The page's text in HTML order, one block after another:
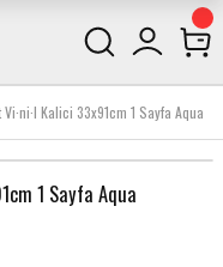
Kalici 33x91cm 1 Sayfa Aqua
1 Sayfa Aqua